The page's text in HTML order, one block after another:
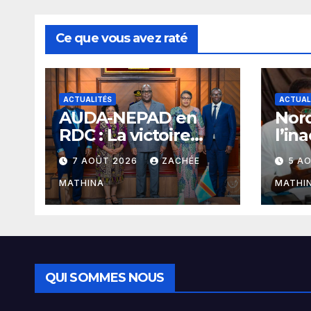
permanente.
Ce que vous avez raté
ACTUALITÉS
​AUDA-NEPAD en
RDC : La victoire
diplomatique
signée Julien
Paluku sous le
leadership du
Antoine Tshisekedi
7 AOÛT 2026 ZACHÉE
MATHINA
5
QUI SOMMES NOUS